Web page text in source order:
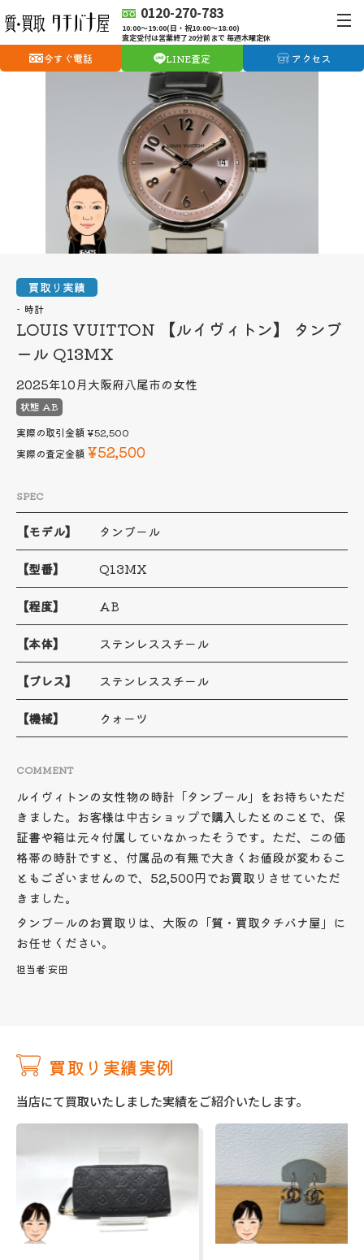
0120-270-783
10:00〜19:00(日・祝10:00〜18:00)
査定受付は営業終了20分前まで 毎週木曜定休
今すぐ電話 LINE査定 アクセス
買取り実績
時計
LOUIS VUITTON 【ルイヴィトン】 タンブ
ール Q13MX
2025年10月大阪府八尾市の女性
状態 AB
実際の取引金額¥52,500
実際の査定金額 ¥52,500
SPEC
【モデル】 タンブール
【型番】 Q13MX
【程度】 AB
【本体】 ステンレススチール
【ブレス】 ステンレススチール
【機械】 クォーツ
COMMENT
ルイヴィトンの女性物の時計「タンブール」をお持ちいただ
きました。お客様は中古ショップで購入したとのことで、保
証書や箱は元々付属していなかったそうです。ただ、この価
格帯の時計ですと、付属品の有無で大きくお値段が変わるこ
ともございませんので、52,500円でお買取りさせていただ
きました。
タンブールのお買取りは、大阪の「質・買取タチバナ屋」に
お任せください。
担当者:安田
買取り実績実例
当店にて買取いたしました実績をご紹介いたします。